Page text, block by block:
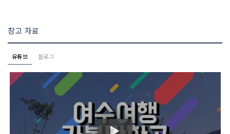
참고 자료
유튜브 블로그